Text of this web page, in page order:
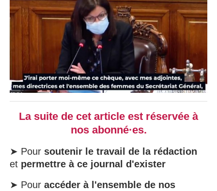
La suite de cet article est réservée à
nos abonné·es.
➤ Pour soutenir le travail de la rédaction
et permettre à ce journal d'exister
➤ Pour accéder à l'ensemble de nos